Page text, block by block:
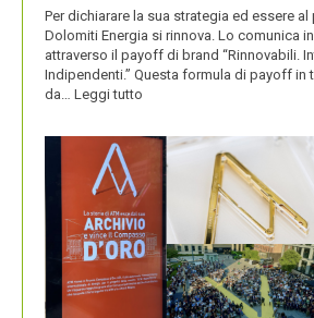
Per dichiarare la sua strategia ed essere
Dolomiti Energia si rinnova. Lo comunica
attraverso il payoff di brand “Rinnovabili.
Indipendenti.” Questa formula di payoff in
da… Leggi tutto
NUOVO
LOGO
DOLOMITI
ENERGIA
MOSTRA
LA
SUA
IDENTITÀ